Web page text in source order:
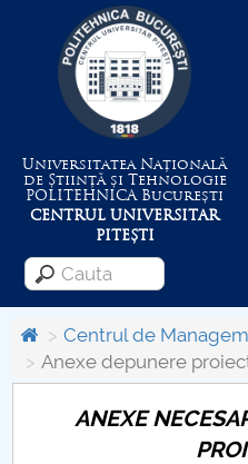
Universitatea Națională
de Știință și Tehnologie
POLITEHNICABucurești
CENTRUL UNIVERSITAR
PITEȘTI
Menu
Despre Universitate
Centrul de Management
Centrul de
Anexe depunere
ANEXE